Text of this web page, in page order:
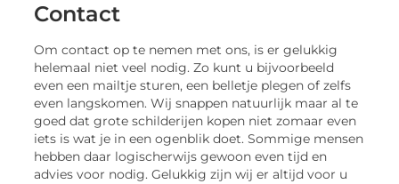
Contact
Om contact op te nemen met ons, is er gelukkig
helemaal niet veel nodig. Zo kunt u bijvoorbeeld
even een mailtje sturen, een belletje plegen of zelfs
even langskomen. Wij snappen natuurlijk maar al te
goed dat grote schilderijen kopen niet zomaar even
iets is wat je in een ogenblik doet. Sommige mensen
hebben daar logischerwijs gewoon even tijd en
advies voor nodig. Gelukkig zijn wij er altijd voor u